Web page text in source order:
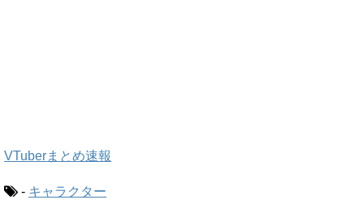
VTuberまとめ速報
- キャラクター